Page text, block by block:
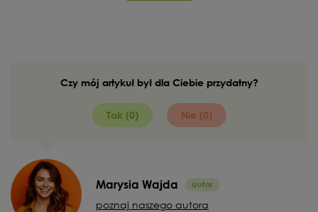
Czy mój artykuł był dla Ciebie przydatny?
Tak (0) Nie (0)
Marysia Wajda
poznaj naszego autora